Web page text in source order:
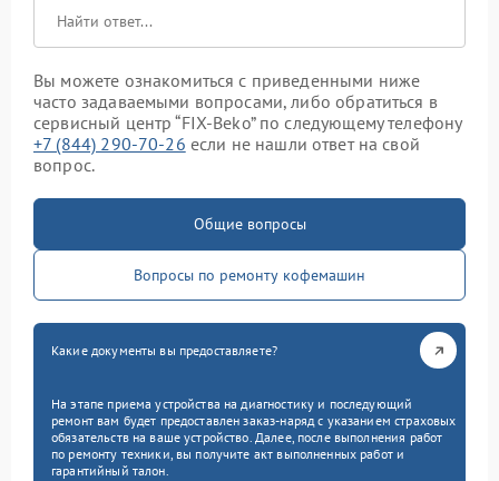
Вы можете ознакомиться с приведенными ниже
часто задаваемыми вопросами, либо обратиться в
сервисный центр “FIX-Beko” по следующему телефону
+7 (844) 290-70-26 если не нашли ответ на свой
вопрос.
Общие вопросы
Вопросы по ремонту кофемашин
Какие документы вы предоставляете?
На этапе приема устройства на диагностику и последующий
ремонт вам будет предоставлен заказ-наряд с указанием страховых
обязательств на ваше устройство. Далее, после выполнения работ
по ремонту техники, вы получите акт выполненных работ и
гарантийный талон.